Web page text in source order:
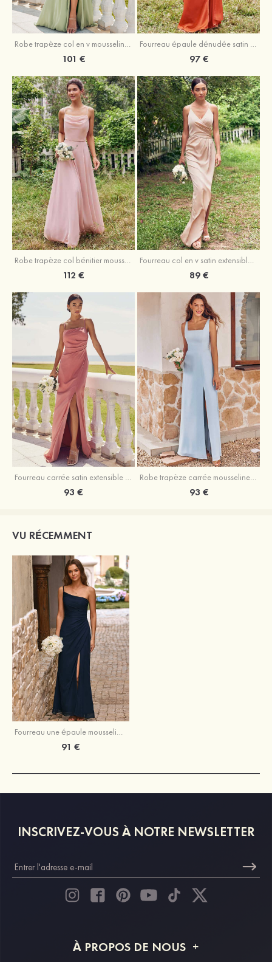
Robe trapèze col en v mousseline ras du sol robe de demoiselle d'honneur
101 €
Fourreau épaule dénudée satin extensible ras du sol robe de demoiselle d'honneur
97 €
Robe trapèze col bénitier mousseline ras du sol robe de demoiselle d'honneur
112 €
Fourreau col en v satin extensible asymétrique robe de demoiselle d'honneur
89 €
93 € 93 €
VU RÉCEMMENT
Fourreau une épaule mousseline longueur ras du sol robe de demoiselle d'honneur avec plissé fendue
91 €
INSCRIVEZ-VOUS À NOTRE NEWSLETTER
À PROPOS DE NOUS